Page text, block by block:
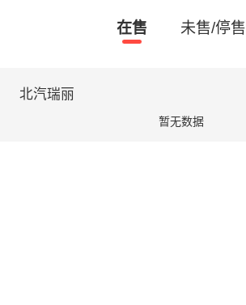
在售 未售/停售
北汽瑞丽
暂无数据